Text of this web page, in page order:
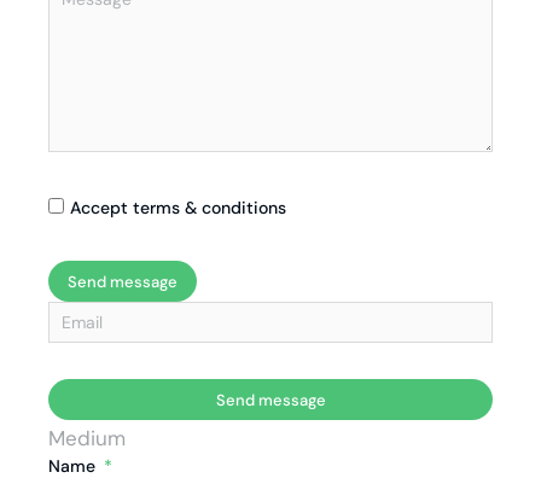
Accept terms & conditions
Send message
Send message
Medium
Name